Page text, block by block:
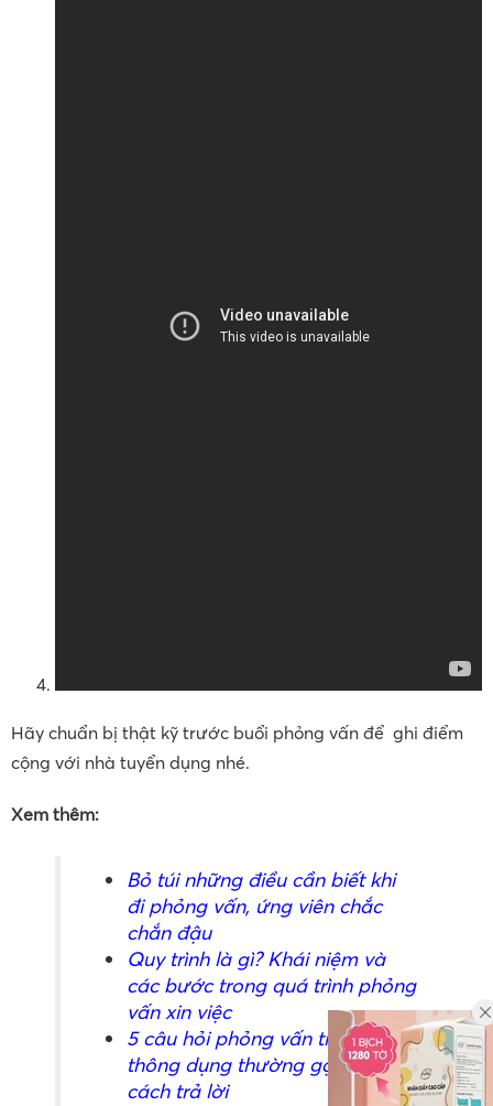
Hãy chuẩn bị thật kỹ trước buổi phỏng vấn để ghi điểm
cộng với nhà tuyển dụng nhé.
Xem thêm:
Bỏ túi những điều cần biết khi
đi phỏng vấn, ứng viên chắc
chắn đậu
Quy trình là gì? Khái niệm và
các bước trong quá trình phỏng
vấn xin việc
5 câu hỏi phỏng vấn tiếng anh
thông dụng thường gặp và
cách trả lời